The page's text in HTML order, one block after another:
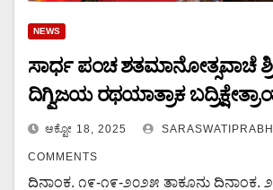
NEWS
ಸಾರ್ಧ ಪಂಚ ಶತಮಾನೋತ್ಸವಾಚೆ
ದಿಗ್ವಿಜಯ ರಥಯಾತ್ರಾಕ
ಆಕ್ಟೋ 18, 2025
COMMENTS
ದಿನಾಂಕ. ೧೯-೧೯-೨೦೨೫ ತಾಕೂನು ದಿನಾಂಕ.